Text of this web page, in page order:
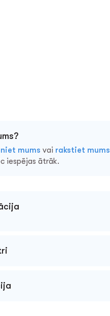
mums vai rakstiet mums
iespējas ātrāk.